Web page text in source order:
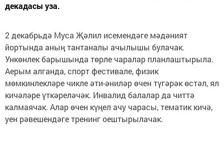
декадасы уза.
2 декабрьдә Муса Җәлил исемендәге мәдәният
йортында аның тантаналы ачылышы булачак.
Ункөнлек барышында төрле чаралар планлаштырыла.
Аерым алганда, спорт фестивале, физик
мөмкинлекләре чикле әти-әниләр өчен түгәрәк өстәл, ял
кичәләре үткәреләчәк. Инвалид балалар да читтә
калмаячак. Алар өчен күңел ачу чарасы, тематик кичә,
уен рәвешендәге тренинг оештырылачак.